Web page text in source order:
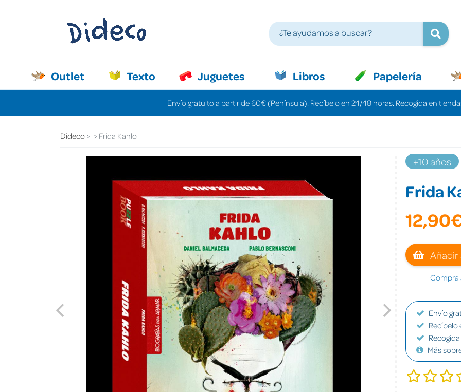
Outlet Texto Juguetes Libros Papelería
Envío gratuito a partir de 60€ (Península). Recíbelo en 24/48 horas. Recogida en
Dideco Frida Kahlo
+10 años
Frida
Añadir
Compra
Envío
Recíbelo
Más